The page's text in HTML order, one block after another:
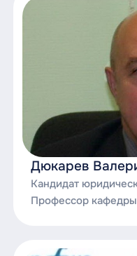
Технологии
Третейское
Трудовое
Финансовое
Экологическое
Научно-
подготовка
работы
степени
Дюкарев
Кандидат
Профессор кафедры